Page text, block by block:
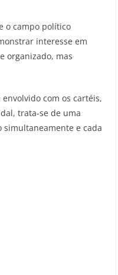
o campo político
interesse em
organizado, mas
com os cartéis,
trata-se de uma
e cada